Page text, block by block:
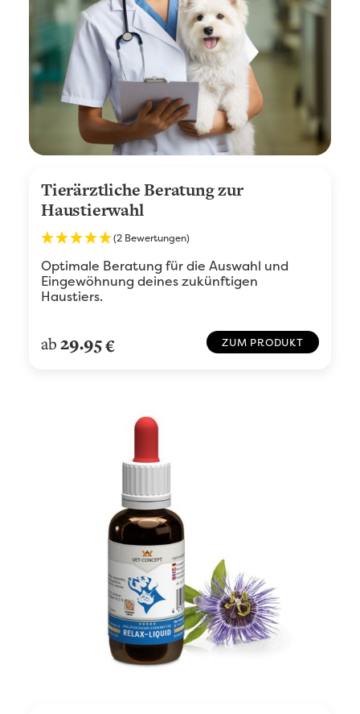
Tierärztliche Beratung zur
Haustierwahl
(2 Bewertungen)
Optimale Beratung für die Auswahl und
Eingewöhnung deines zukünftigen
Haustiers.
ab29.95€ ZUM PRODUKT